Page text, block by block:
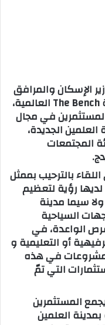
الإسكان والمرافق
والمجتمعات العمرانية، ممثل شركة The Bench العالمية،
في مجال
الجديدة،
المجتمعات
بالترحيب بممثل
لديها رؤية لتعظيم
سيما مدينة
السياحية
الواعدة، في
أو التعليمية و
في هذه
التي تمّ
المستثمرين
العلمين